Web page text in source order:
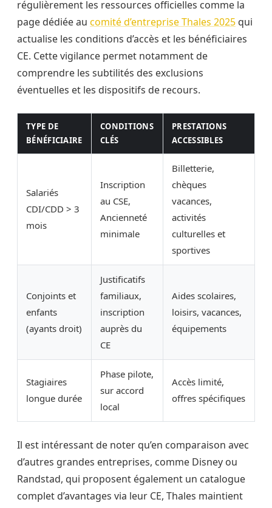
régulièrement les ressources officielles comme la
page dédiée au comité d’entreprise Thales 2025 qui
actualise les conditions d’accès et les bénéficiaires
CE. Cette vigilance permet notamment de
comprendre les subtilités des exclusions
éventuelles et les dispositifs de recours.
TYPE DE
BÉNÉFICIAIRE
CONDITIONS
CLÉS
PRESTATIONS
ACCESSIBLES
Salariés
CDI/CDD > 3
mois
Inscription
au CSE,
Ancienneté
minimale
Billetterie,
chèques
vacances,
activités
culturelles et
sportives
Conjoints et
enfants
(ayants droit)
Justificatifs
familiaux,
inscription
auprès du
CE
Aides scolaires,
loisirs, vacances,
équipements
Stagiaires
longue durée
Phase pilote,
sur accord
local
Accès limité,
offres spécifiques
Il est intéressant de noter qu’en comparaison avec
d’autres grandes entreprises, comme Disney ou
Randstad, qui proposent également un catalogue
complet d’avantages via leur CE, Thales maintient